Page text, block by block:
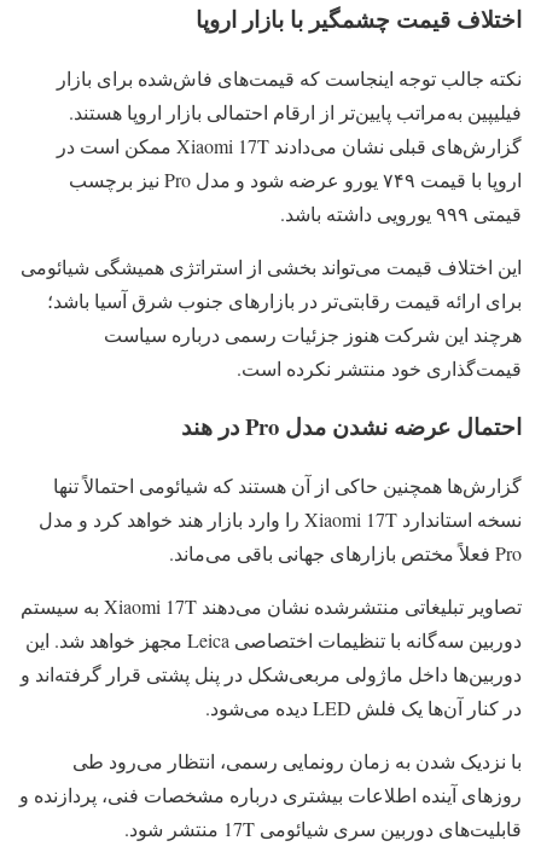
اختلاف قیمت چشمگیر با بازار اروپا
نکته جالب توجه اینجاست که قیمت‌های فاش‌شده برای بازار
فیلیپین به‌مراتب پایین‌تر از ارقام احتمالی بازار اروپا هستند.
گزارش‌های قبلی نشان می‌دادند Xiaomi 17T ممکن است در
اروپا با قیمت ۷۴۹ یورو عرضه شود و مدل Pro نیز برچسب
قیمتی ۹۹۹ یورویی داشته باشد.
این اختلاف قیمت می‌تواند بخشی از استراتژی همیشگی شیائومی
برای ارائه قیمت رقابتی‌تر در بازارهای جنوب شرق آسیا باشد؛
هرچند این شرکت هنوز جزئیات رسمی درباره سیاست
قیمت‌گذاری خود منتشر نکرده است.
احتمال عرضه نشدن مدل Pro در هند
گزارش‌ها همچنین حاکی از آن هستند که شیائومی احتمالاً تنها
نسخه استاندارد Xiaomi 17T را وارد بازار هند خواهد کرد و مدل
Pro فعلاً مختص بازارهای جهانی باقی می‌ماند.
تصاویر تبلیغاتی منتشرشده نشان می‌دهند Xiaomi 17T به سیستم
دوربین سه‌گانه با تنظیمات اختصاصی Leica مجهز خواهد شد. این
دوربین‌ها داخل ماژولی مربعی‌شکل در پنل پشتی قرار گرفته‌اند و
در کنار آن‌ها یک فلش LED دیده می‌شود.
با نزدیک شدن به زمان رونمایی رسمی، انتظار می‌رود طی
روزهای آینده اطلاعات بیشتری درباره مشخصات فنی، پردازنده و
قابلیت‌های دوربین سری شیائومی 17T منتشر شود.